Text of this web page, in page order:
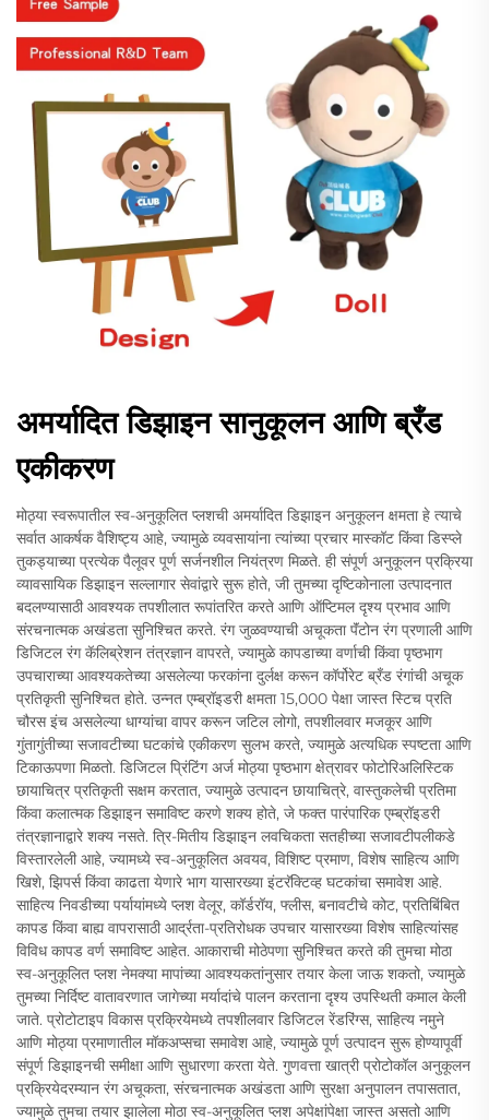
अमर्यादित डिझाइन सानुकूलन आणि ब्रँड
एकीकरण
मोठ्या स्वरूपातील स्व-अनुकूलित प्लशची अमर्यादित डिझाइन अनुकूलन क्षमता हे त्याचे
सर्वात आकर्षक वैशिष्ट्य आहे, ज्यामुळे व्यवसायांना त्यांच्या प्रचार मास्कॉट किंवा डिस्प्ले
तुकड्याच्या प्रत्येक पैलूवर पूर्ण सर्जनशील नियंत्रण मिळते. ही संपूर्ण अनुकूलन प्रक्रिया
व्यावसायिक डिझाइन सल्लागार सेवांद्वारे सुरू होते, जी तुमच्या दृष्टिकोनाला उत्पादनात
बदलण्यासाठी आवश्यक तपशीलात रूपांतरित करते आणि ऑप्टिमल दृश्य प्रभाव आणि
संरचनात्मक अखंडता सुनिश्चित करते. रंग जुळवण्याची अचूकता पॅंटोन रंग प्रणाली आणि
डिजिटल रंग कॅलिब्रेशन तंत्रज्ञान वापरते, ज्यामुळे कापडाच्या वर्णाची किंवा पृष्ठभाग
उपचाराच्या आवश्यकतेच्या असलेल्या फरकांना दुर्लक्ष करून कॉर्पोरेट ब्रँड रंगांची अचूक
प्रतिकृती सुनिश्चित होते. उन्नत एम्ब्रॉइडरी क्षमता 15,000 पेक्षा जास्त स्टिच प्रति
चौरस इंच असलेल्या धाग्यांचा वापर करून जटिल लोगो, तपशीलवार मजकूर आणि
गुंतागुंतीच्या सजावटीच्या घटकांचे एकीकरण सुलभ करते, ज्यामुळे अत्यधिक स्पष्टता आणि
टिकाऊपणा मिळतो. डिजिटल प्रिंटिंग अर्ज मोठ्या पृष्ठभाग क्षेत्रावर फोटोरिअलिस्टिक
छायाचित्र प्रतिकृती सक्षम करतात, ज्यामुळे उत्पादन छायाचित्रे, वास्तुकलेची प्रतिमा
किंवा कलात्मक डिझाइन समाविष्ट करणे शक्य होते, जे फक्त पारंपारिक एम्ब्रॉइडरी
तंत्रज्ञानाद्वारे शक्य नसते. त्रि-मितीय डिझाइन लवचिकता सतहीच्या सजावटीपलीकडे
विस्तारलेली आहे, ज्यामध्ये स्व-अनुकूलित अवयव, विशिष्ट प्रमाण, विशेष साहित्य आणि
खिशे, झिपर्स किंवा काढता येणारे भाग यासारख्या इंटरॅक्टिव्ह घटकांचा समावेश आहे.
साहित्य निवडीच्या पर्यायांमध्ये प्लश वेलूर, कॉर्डरॉय, फ्लीस, बनावटीचे कोट, प्रतिबिंबित
कापड किंवा बाह्य वापरासाठी आर्द्रता-प्रतिरोधक उपचार यासारख्या विशेष साहित्यांसह
विविध कापड वर्ण समाविष्ट आहेत. आकाराची मोठेपणा सुनिश्चित करते की तुमचा मोठा
स्व-अनुकूलित प्लश नेमक्या मापांच्या आवश्यकतांनुसार तयार केला जाऊ शकतो, ज्यामुळे
तुमच्या निर्दिष्ट वातावरणात जागेच्या मर्यादांचे पालन करताना दृश्य उपस्थिती कमाल केली
जाते. प्रोटोटाइप विकास प्रक्रियेमध्ये तपशीलवार डिजिटल रेंडरिंग्स, साहित्य नमुने
आणि मोठ्या प्रमाणातील मॉकअप्सचा समावेश आहे, ज्यामुळे पूर्ण उत्पादन सुरू होण्यापूर्वी
संपूर्ण डिझाइनची समीक्षा आणि सुधारणा करता येते. गुणवत्ता खात्री प्रोटोकॉल अनुकूलन
प्रक्रियेदरम्यान रंग अचूकता, संरचनात्मक अखंडता आणि सुरक्षा अनुपालन तपासतात,
ज्यामुळे तुमचा तयार झालेला मोठा स्व-अनुकूलित प्लश अपेक्षांपेक्षा जास्त असतो आणि